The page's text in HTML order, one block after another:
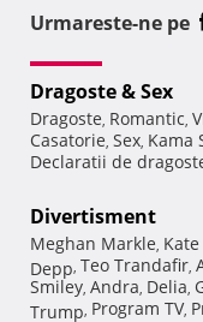
Urmareste-ne pe
Dragoste & Sex
Dragoste, Romantic,
Casatorie, Sex, Kama
Declaratii de
Divertisment
Meghan Markle,
Depp, Teo Trandafir,
Smiley, Andra, Delia,
Trump, Program TV,